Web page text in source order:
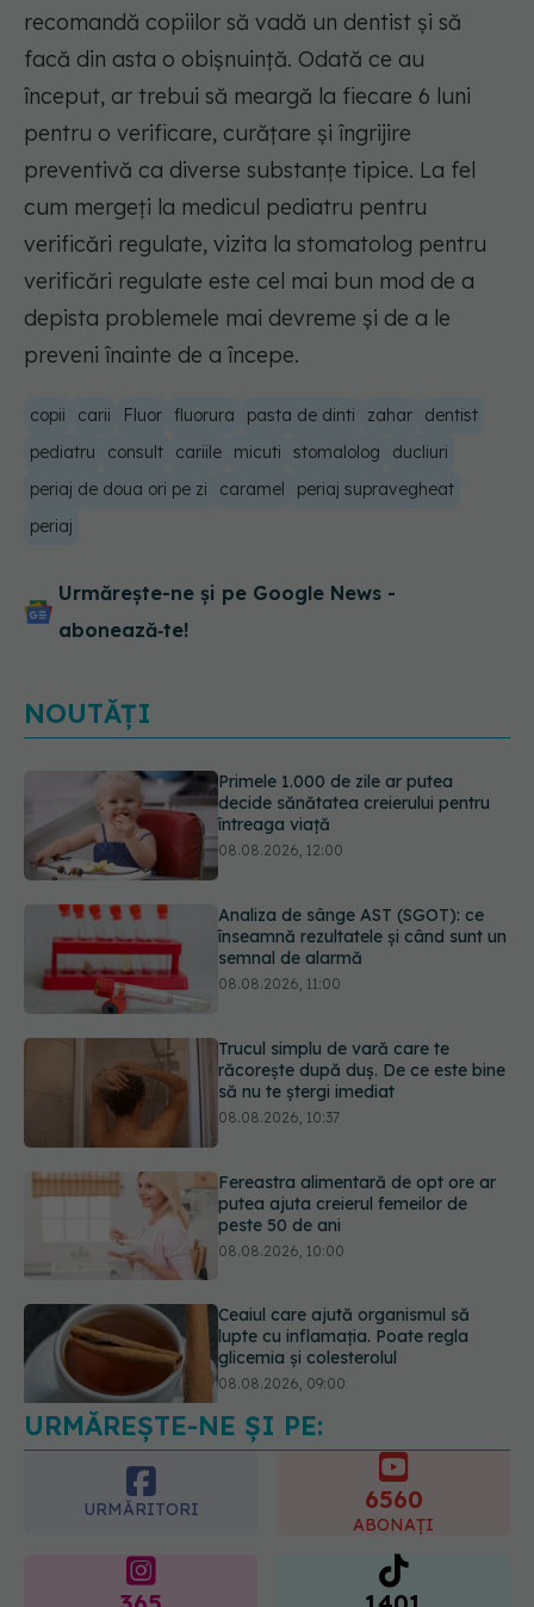
recomandă copiilor să vadă un dentist și să
facă din asta o obișnuință. Odată ce au
început, ar trebui să meargă la fiecare 6 luni
pentru o verificare, curățare și îngrijire
preventivă ca diverse substanțe tipice. La fel
cum mergeți la medicul pediatru pentru
verificări regulate, vizita la stomatolog pentru
verificări regulate este cel mai bun mod de a
depista problemele mai devreme și de a le
preveni înainte de a începe.
copii carii Fluor fluorura pasta de dinti zahar
dentist
pediatru
consult cariile micuti stomalolog
ducliuri
periaj de doua ori pe zi
caramel
periaj supravegheat
periaj
Urmărește-ne și pe Google News -
abonează‑te!
NOUTĂȚI
Analiza de sânge AST (SGOT): ce
înseamnă rezultatele și când sunt un
semnal de alarmă
Trucul simplu de vară care te
răcorește după duș. De ce este bine
să nu te ștergi imediat
Fereastra alimentară de opt ore ar
putea ajuta creierul femeilor de
peste 50 de ani
Ceaiul care ajută organismul să
lupte cu inflamația. Poate regla
glicemia și colesterolul
Primele 1.000 de zile ar putea
decide sănătatea creierului pentru
întreaga viață
URMĂREȘTE-NE ȘI PE:
URMĂRITORI
365
URMĂRITORI
1401
URMĂRITORI
ARTICOLE SIMILARE